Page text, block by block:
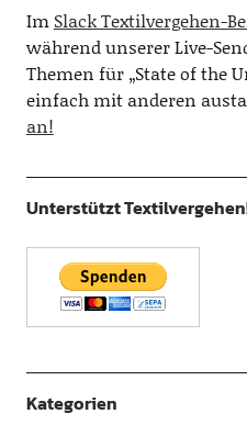
Im Slack Textilvergehen-
während unserer Live-
Themen für „State of the
einfach mit anderen
an!
Unterstützt
Kategorien